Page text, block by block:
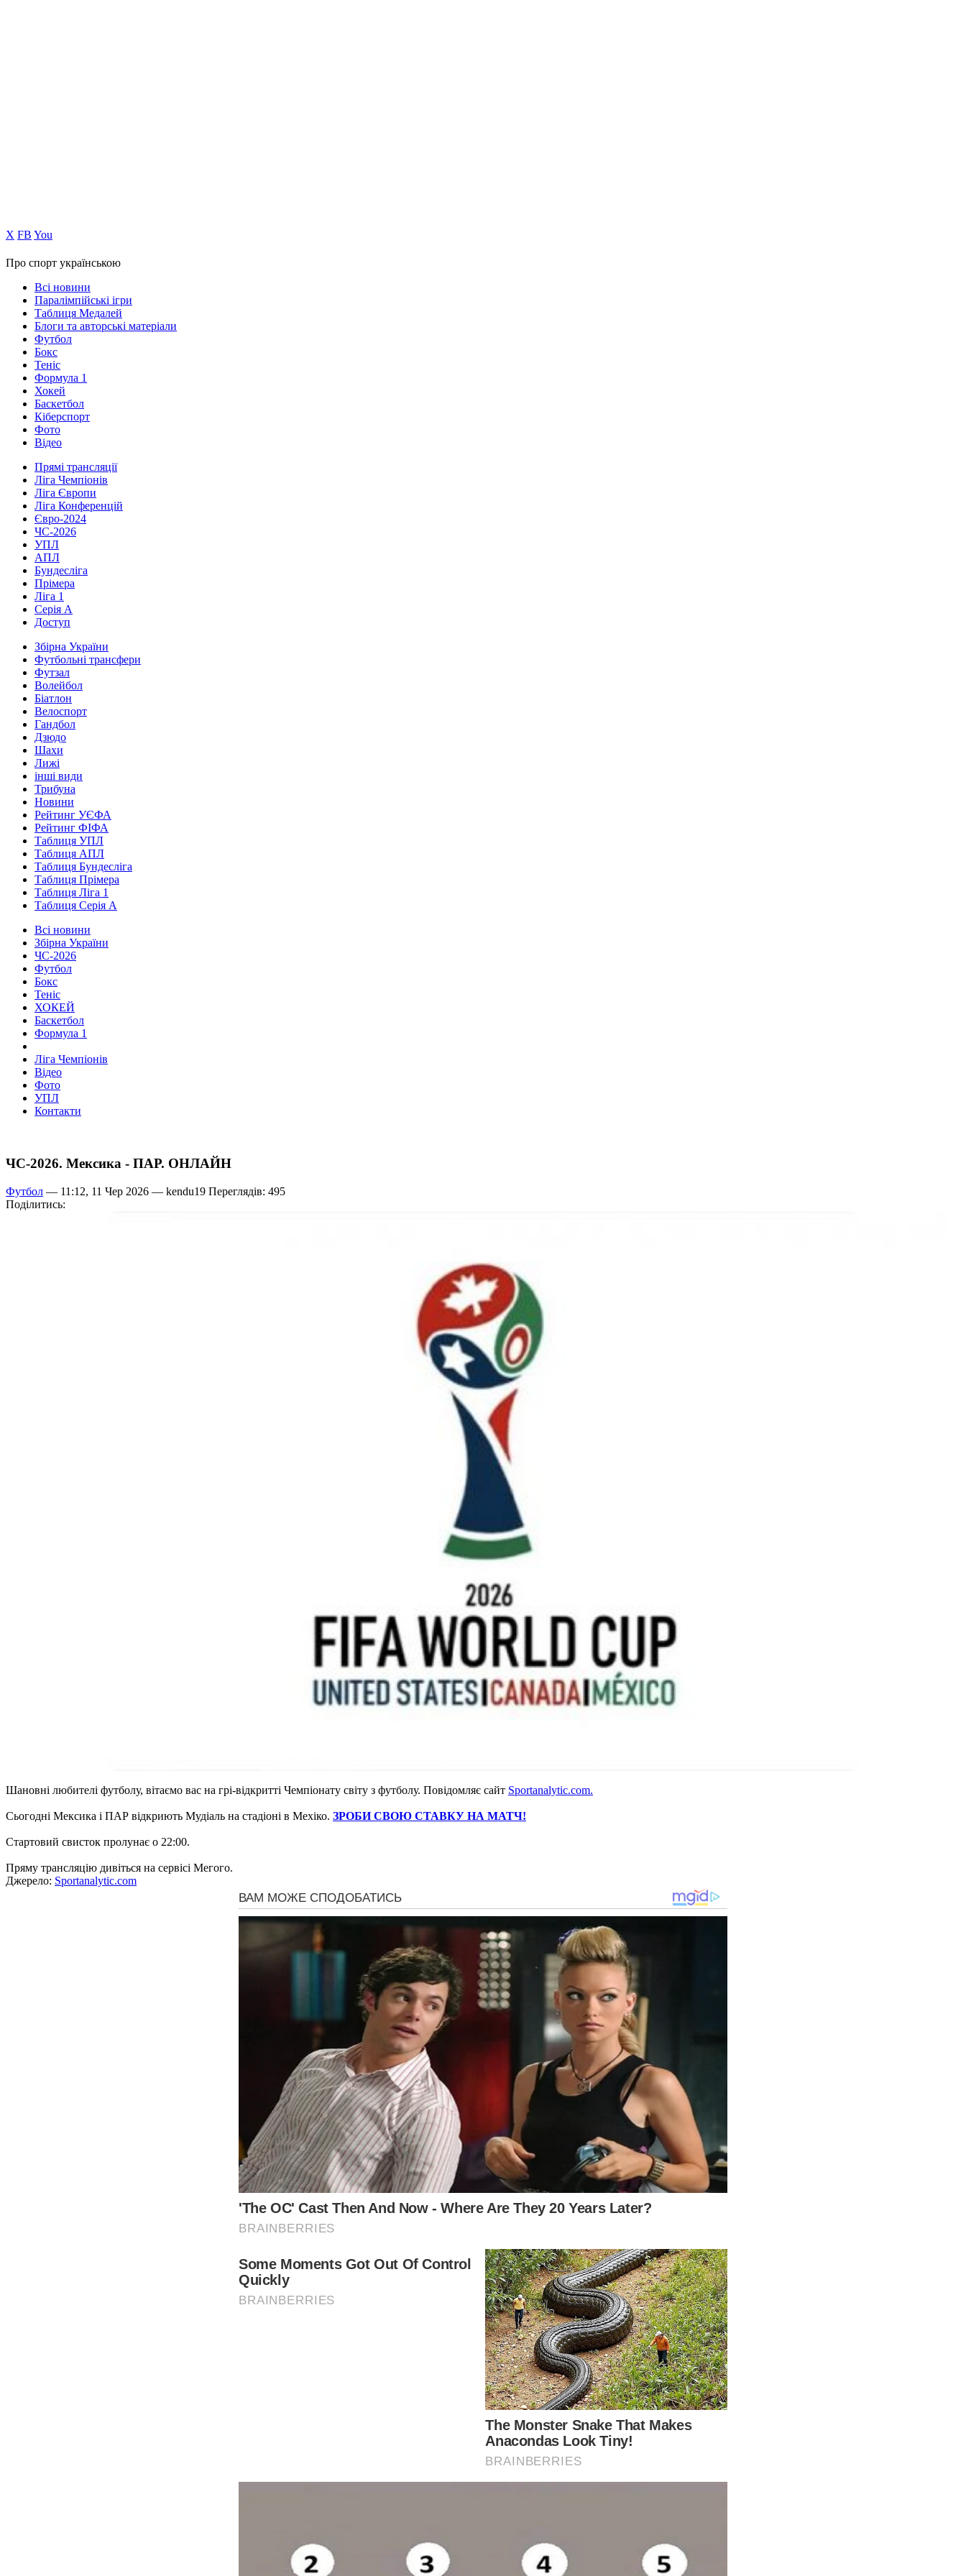
Х FB You
Про спорт українською
Всі новини
Паралімпійські ігри
Таблиця Медалей
Блоги та авторські матеріали
Футбол
Бокс
Теніс
Формула 1
Хокей
Баскетбол
Кіберспорт
Фото
Відео
Прямі трансляції
Ліга Чемпіонів
Ліга Європи
Ліга Конференцій
Євро-2024
ЧС-2026
УПЛ
АПЛ
Бундесліга
Прімера
Ліга 1
Серія А
Доступ
Збірна України
Футбольні трансфери
Футзал
Волейбол
Біатлон
Велоспорт
Гандбол
Дзюдо
Шахи
Лижі
інші види
Трибуна
Новини
Рейтинг УЄФА
Рейтинг ФІФА
Таблиця УПЛ
Таблиця АПЛ
Таблиця Бундесліга
Таблиця Прімера
Таблиця Ліга 1
Таблиця Серія А
Всі новини
Збірна України
ЧС-2026
Футбол
Бокс
Теніс
ХОКЕЙ
Баскетбол
Формула 1
Ліга Чемпіонів
Відео
Фото
УПЛ
Контакти
ЧС-2026. Мексика - ПАР. ОНЛАЙН
Футбол — 11:12, 11 Чер 2026 — kendu19 Переглядів: 495
Поділитись:
Шановні любителі футболу, вітаємо вас на грі-відкритті Чемпіонату світу з футболу. Повідомляє сайт Sportanalytic.com.
Сьогодні Мексика і ПАР відкриють Мудіаль на стадіоні в Мехіко. ЗРОБИ СВОЮ СТАВКУ НА МАТЧ!
Стартовий свисток пролунає о 22:00.
Пряму трансляцію дивіться на сервісі Мегого.
Джерело: Sportanalytic.com